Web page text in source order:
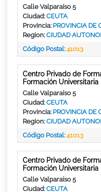
Calle Valparaíso 5
Ciudad:CEUTA
Provincia: PROVINCIA DE
Region:CIUDAD
Código Postal:41013
Centro Privado de
Formación Universitaria
Calle Valparaíso 5
Ciudad:CEUTA
Provincia: PROVINCIA DE
Region:CIUDAD
Código Postal:41013
Centro Privado de
Formación Universitaria
Calle Valparaíso 5
Ciudad:CEUTA